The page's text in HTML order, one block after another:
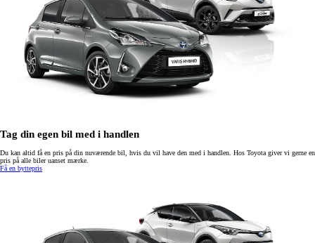
Tag din egen bil med i handlen
Du kan altid få en pris på din nuværende bil, hvis du vil have den med i handlen. Hos Toyota giver vi gerne en
pris på alle biler uanset mærke.
Få en byttepris